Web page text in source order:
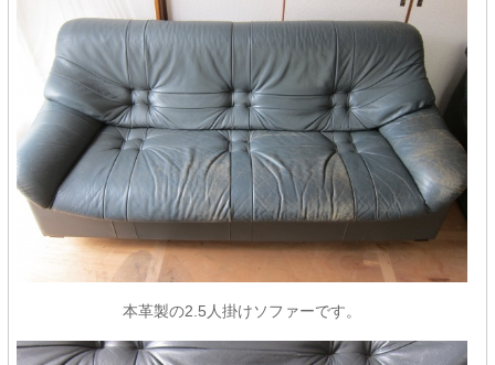
本革製の2.5人掛けソファーです。